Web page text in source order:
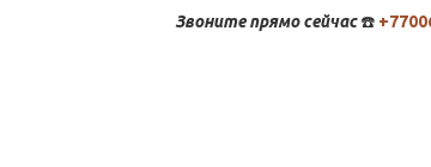
Звоните прямо сейчас ☎️